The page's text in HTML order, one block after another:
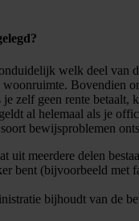
welk deel van
Bovendien
zelf geen rente betaalt,
al helemaal als je
bewijsproblemen
uit meerdere delen
bent (bijvoorbeeld met
bijhoudt van de